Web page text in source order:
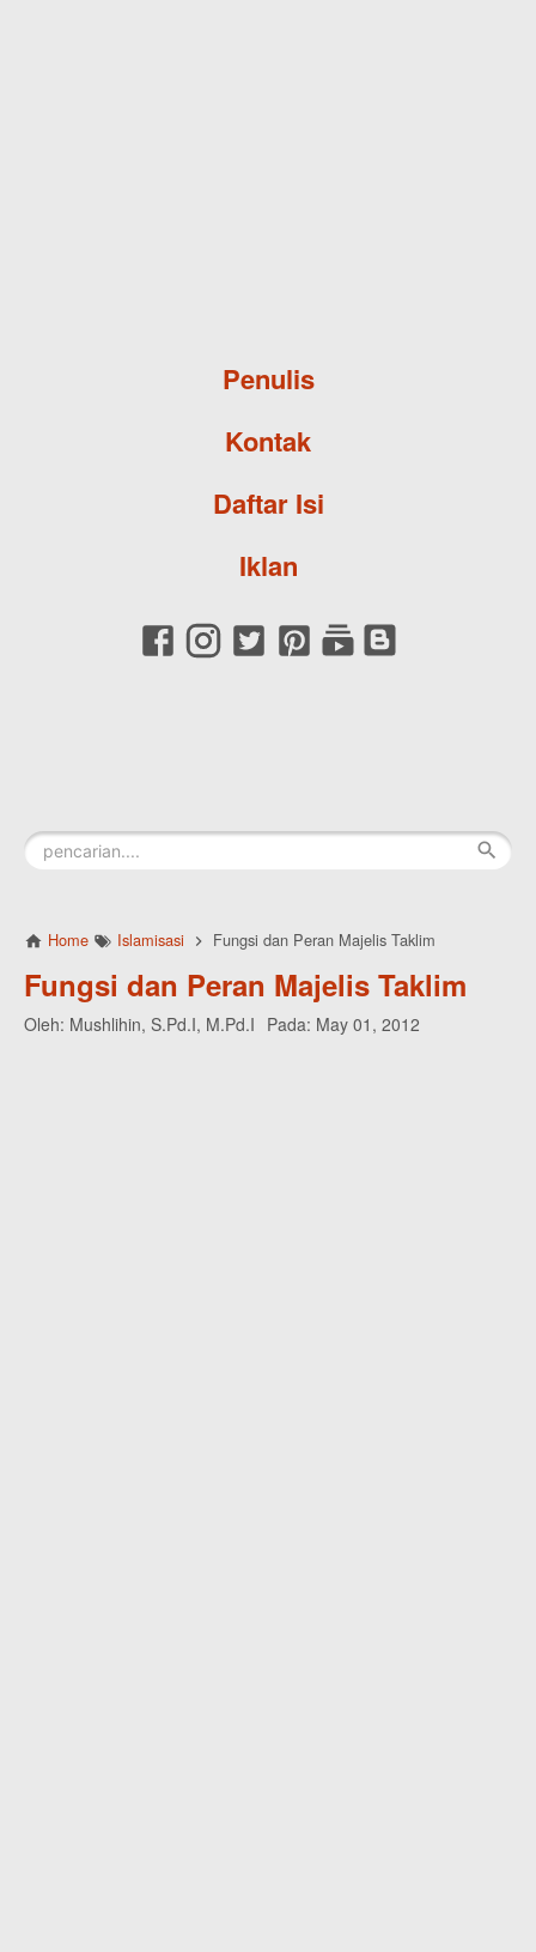
Penulis
Kontak
Daftar Isi
Iklan
Home Islamisasi Fungsi dan Peran Majelis Taklim
Fungsi dan Peran Majelis Taklim
Oleh: Mushlihin, S.Pd.I, M.Pd.I Pada: May 01, 2012